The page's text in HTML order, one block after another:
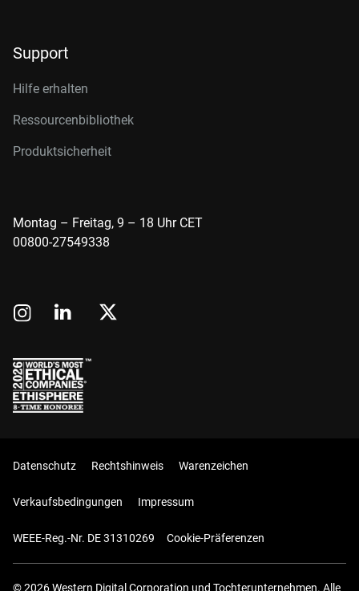
Support
Hilfe erhalten
Ressourcenbibliothek
Produktsicherheit
Montag – Freitag, 9 – 18 Uhr CET
00800-27549338
Datenschutz Rechtshinweis Warenzeichen
Verkaufsbedingungen Impressum
WEEE-Reg.-Nr. DE 31310269 Cookie-Präferenzen
© 2026 Western Digital Corporation und Tochterunternehmen. Alle